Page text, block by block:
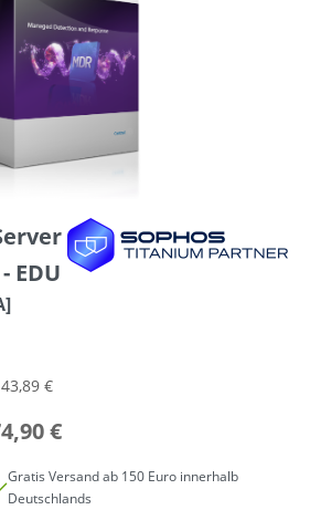
EDU
€
€
Gratis Versand ab 150 Euro innerhalb
Deutschlands